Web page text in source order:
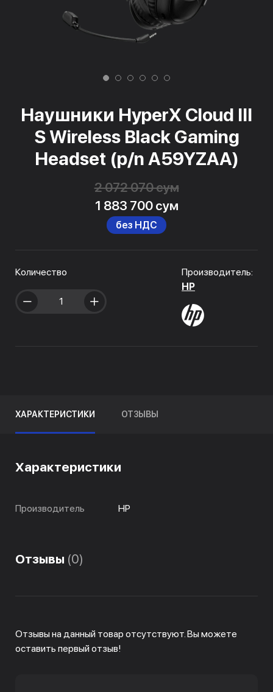
Наушники HyperX Cloud III
S Wireless Black Gaming
Headset (p/n A59YZAA)
2 072 070 сум
1 883 700 сум
без НДС
Количество
Производитель:
HP
ХАРАКТЕРИСТИКИ ОТЗЫВЫ
Характеристики
Производитель HP
Отзывы (0)
Отзывы на данный товар отсутствуют. Вы можете
оставить первый отзыв!